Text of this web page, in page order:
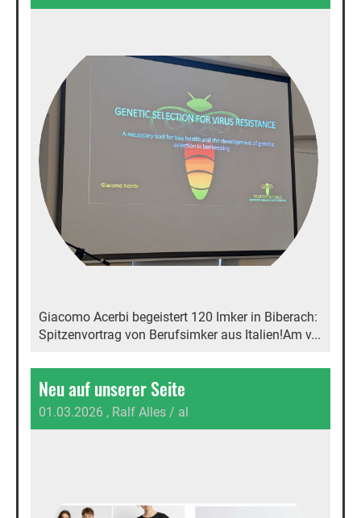
Giacomo Acerbi begeistert 120 Imker in Biberach:
Spitzenvortrag von Berufsimker aus Italien!Am v...
Neu auf unserer Seite
01.03.2026 , Ralf Alles / al